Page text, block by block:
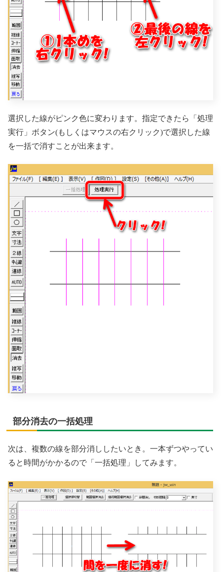
選択した線がピンク色に変わります。指定できたら「処理
実行」ボタン(もしくはマウスの右クリック)で選択した線
を一括で消すことが出来ます。
部分消去の一括処理
次は、複数の線を部分消ししたいとき。一本ずつやってい
ると時間がかかるので「一括処理」してみます。